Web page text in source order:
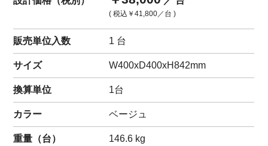
( 税込 ￥41,800／台 )
販売単位入数 1 台
サイズ W400xD400xH842mm
換算単位 1台
カラー ベージュ
重量（台） 146.6 kg